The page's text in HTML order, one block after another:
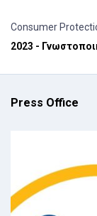
Consumer
2023 -
Press Office